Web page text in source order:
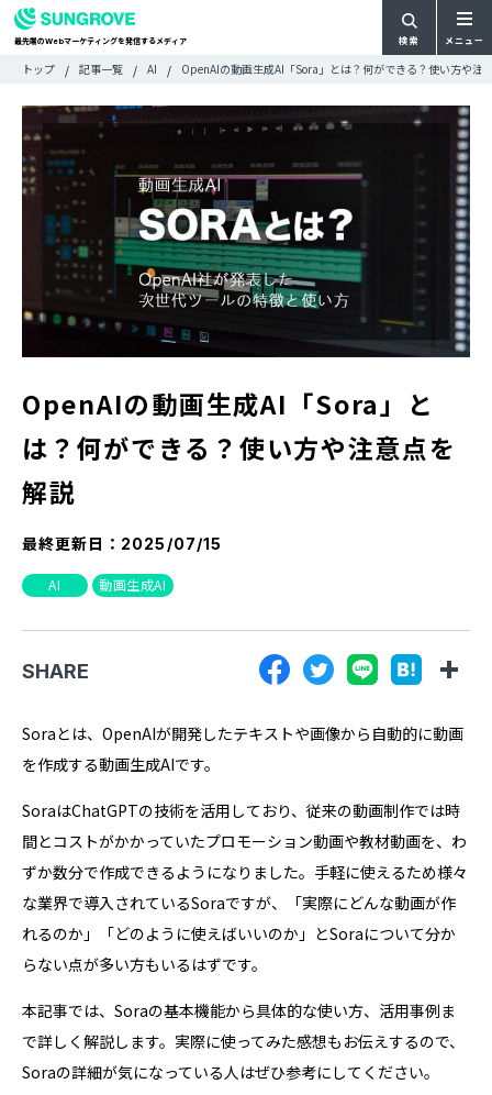
最先端のWebマーケティングを発信するメディア 検索 メニュー
ュ
ー
一
すべての記事
CATEGORY
カテゴリで探す
TAG
タグで探す
WRITER
ライターで探す
FEATURE
特集
MOVIE
動画
DOCUMENT
『SUNGROVE』について
利用規約
広告掲載に関する規約
特定商取引法に基づく表記
プライバシーポリシー
検
検
トップ 記事一覧 AI OpenAIの動画生成AI「Sora」とは？何ができる？使い方や注
OpenAIの動画生成AI「Sora」と
は？何ができる？使い方や注意点を
解説
最終更新日： 2025/07/15
AI 動画生成AI
SHARE
Soraとは、OpenAIが開発したテキストや画像から自動的に動画
を作成する動画生成AIです。
SoraはChatGPTの技術を活用しており、従来の動画制作では時
間とコストがかかっていたプロモーション動画や教材動画を、わ
ずか数分で作成できるようになりました。手軽に使えるため様々
な業界で導入されているSoraですが、「実際にどんな動画が作
れるのか」「どのように使えばいいのか」とSoraについて分か
らない点が多い方もいるはずです。
本記事では、Soraの基本機能から具体的な使い方、活用事例ま
で詳しく解説します。実際に使ってみた感想もお伝えするので、
Soraの詳細が気になっている人はぜひ参考にしてください。